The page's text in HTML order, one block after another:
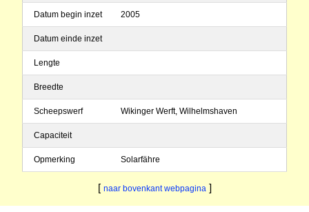
Datum begin inzet 2005
Datum einde inzet
Lengte
Breedte
Scheepswerf Wikinger Werft, Wilhelmshaven
Capaciteit
Opmerking Solarfähre
[ naar bovenkant webpagina ]